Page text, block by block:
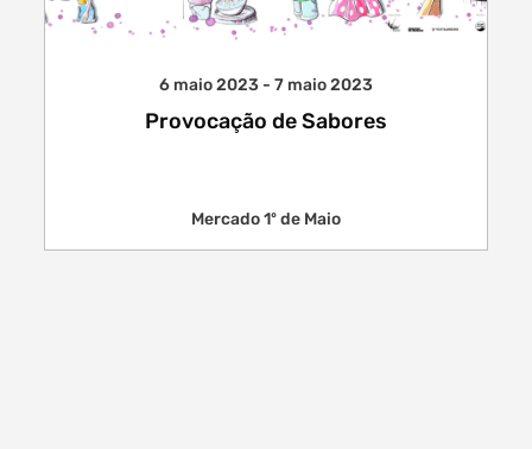
6 maio 2023 - 7 maio 2023
Provocação de Sabores
Mercado 1º de Maio